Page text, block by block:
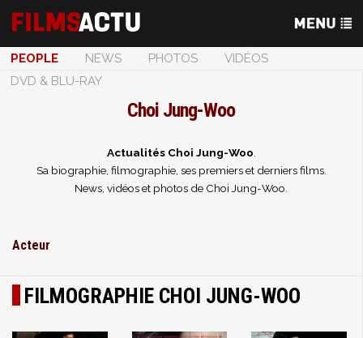
PEOPLE NEWS PHOTOS
VIDÉOS
DVD & BLU-RAY
Choi Jung-Woo
Actualités Choi Jung-Woo
Sa biographie, filmographie, ses premiers et derniers films.
News, vidéos et photos de Choi Jung-Woo.
Acteur
FILMOGRAPHIE CHOI JUNG-WOO